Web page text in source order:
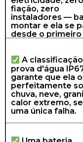
fiação, zero
instaladores —
montar e ela se
desde o primeiro
​A
prova d'água
garante que ela
perfeitamente
chuva, neve,
calor extremo,
uma única falha.